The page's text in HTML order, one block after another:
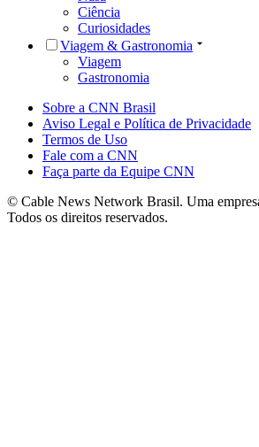
Ciência
Curiosidades
Viagem & Gastronomia
Viagem
Gastronomia
Sobre a CNN Brasil
Aviso Legal e Política de Privacidade
Termos de Uso
Fale com a CNN
Faça parte da Equipe CNN
© Cable News Network Brasil. Uma
Todos os direitos reservados.